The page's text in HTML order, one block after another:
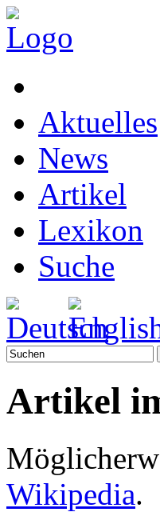
Aktuelles
News
Artikel
Lexikon
Suche
Artikel
Wikipedia.